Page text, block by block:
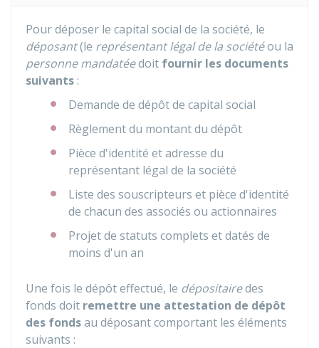
Pour déposer le capital social de la société, le
déposant(le représentant légal de la sociétéou la
personne mandatéedoit fournir les documents
suivants :
Demande de dépôt de capital social
Règlement du montant du dépôt
Pièce d'identité et adresse du
représentant légal de la société
Liste des souscripteurs et pièce d'identité
de chacun des associés ou actionnaires
Projet de statuts complets et datés de
moins d'un an
Une fois le dépôt effectué, le dépositairedes
fonds doit remettre une attestation de dépôt
des fondsau déposant comportant les éléments
suivants :